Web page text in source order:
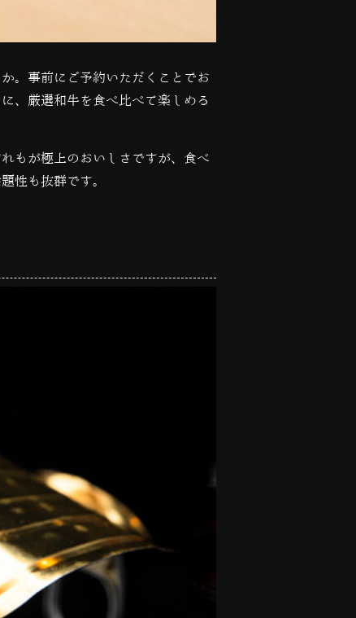
。事前にご予約いただくことでお
、厳選和牛を食べ比べて楽しめる
もが極上のおいしさですが、食べ
性も抜群です。